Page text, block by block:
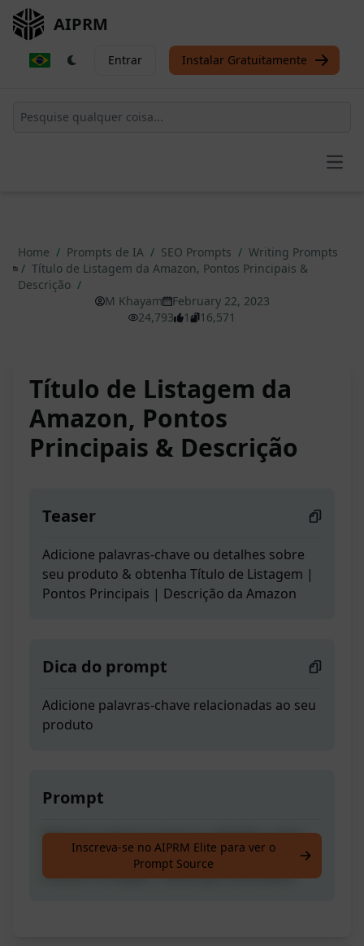
AIPRM
Entrar Instalar Gratuitamente
Home / Prompts de IA / SEO Prompts / Writing Prompts
/ Título de Listagem da Amazon, Pontos Principais &
Descrição /
M Khayam
February 22, 2023
24,793
1 16,571
Título de Listagem da
Amazon, Pontos
Principais & Descrição
Teaser
Adicione palavras-chave ou detalhes sobre
seu produto & obtenha Título de Listagem |
Pontos Principais | Descrição da Amazon
Dica do prompt
Adicione palavras-chave relacionadas ao seu
produto
Prompt
Adicione palavras-chave ou detalhes sobre
seu produto & obtenha Título de Listagem |
Pontos Principais | Descrição da Amazon
Inscreva-se no AIPRM Elite para ver o
Prompt Source